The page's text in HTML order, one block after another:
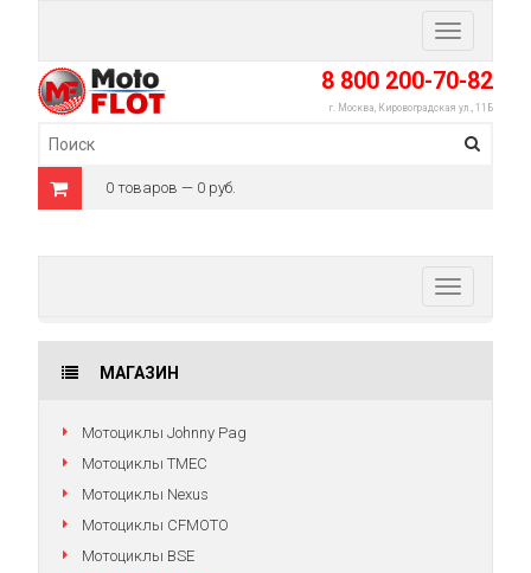
Toggle
navigation
8 800 200-70-82
г. Москва, Кировоградская ул., 11Б
0 товаров — 0 руб.
Toggle
navigation
МАГАЗИН
Мотоциклы Johnny Pag
Мотоциклы TMEC
Мотоциклы Nexus
Мотоциклы CFMOTO
Мотоциклы BSE